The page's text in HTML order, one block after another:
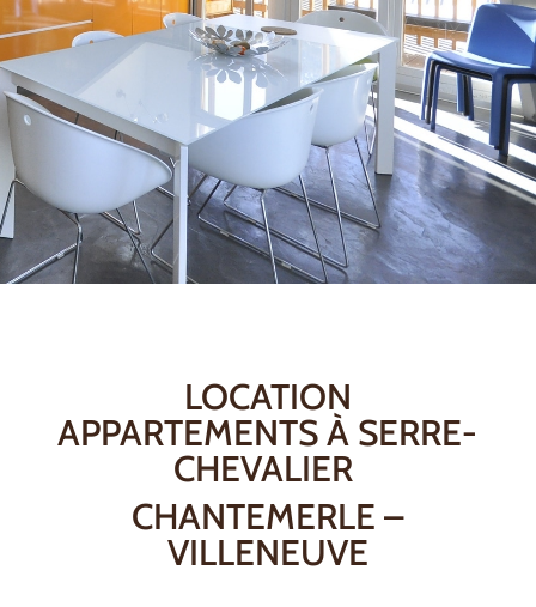
LOCATION
APPARTEMENTS À SERRE-
CHEVALIER
CHANTEMERLE –
VILLENEUVE